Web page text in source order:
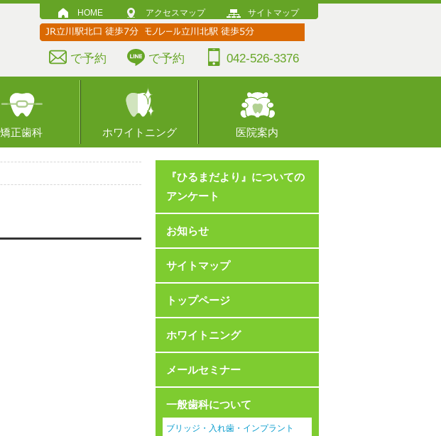
HOME アクセスマップ サイトマップ
で予約 で予約 042-526-3376
矯正歯科 ホワイトニング 医院案内
『ひるまだより』についての
アンケート
お知らせ
サイトマップ
トップページ
ホワイトニング
メールセミナー
一般歯科について
ブリッジ・入れ歯・インプラント